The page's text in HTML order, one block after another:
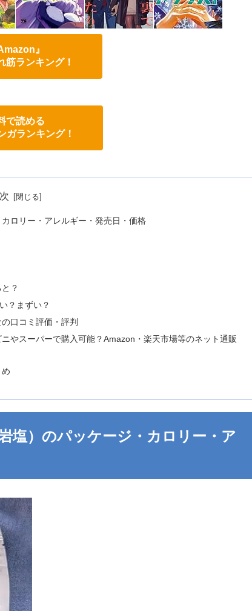
』
筋ランキング！
で読める
ガランキング！
ロリー・アレルギー・発売日・価格
？
？まずい？
口コミ評価・評判
やスーパーで購入可能？Amazon・楽天市場等のネット通販
塩）のパッケージ・カロリー・ア